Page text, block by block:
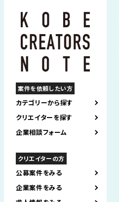
案件を依頼したい方
カテゴリーから探す
クリエイターを探す
企業相談フォーム
クリエイターの方
公募案件をみる
企業案件をみる